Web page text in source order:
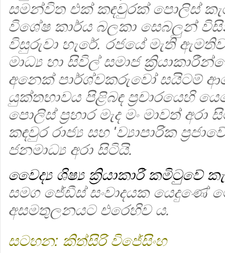
සමන්විත එක් කඳවුරක් පොලිස්
විශේෂ කාර්ය බලකා සෙබලුන්
විසුරුවා හැරේ. රජයේ මැති
මාධ්‍ය හා සිවිල් සමාජ
අනෙක් පාර්ශ්වකරුවෝ සයිටම්
යුක්තභාවය පිළිබඳ ප්‍රචාරයෙහි
පොලිස් ප්‍රහාර මැද මං මාවත්
කඳවුර රාජ්‍ය සහ 'ව්‍යාපාරික
ජනමාධ්‍ය අරා සිටියි.
වෛද්‍ය ශිෂ්‍ය ක්‍රියාකාරී කමිටුවේ
සමග ජේඩීස් සංවාදයක යෙදුණේ
අසමතුලනයට එරෙහිව ය.
සටහන: කිත්සිරි විජේසිංහ